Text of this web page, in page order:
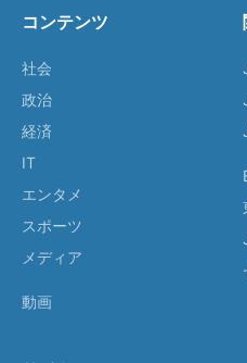
コンテンツ
社会
政治
経済
IT
エンタメ
スポーツ
メディア
動画